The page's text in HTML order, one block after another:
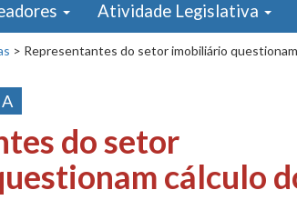
Atividade Legislativa
> Representantes do setor imobiliário
do setor
cálculo